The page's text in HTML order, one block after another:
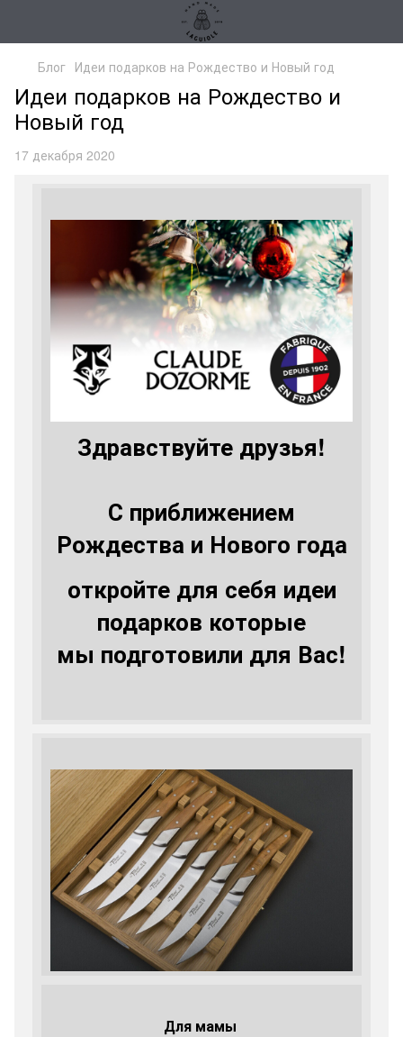
Блог Идеи подарков на Рождество и Новый год
Идеи подарков на Рождество и
Новый год
17 декабря 2020
Здравствуйте друзья!
С приближением
Рождества и Нового года
откройте для себя идеи
подарков которые
мы подготовили для Вас!
Для мамы